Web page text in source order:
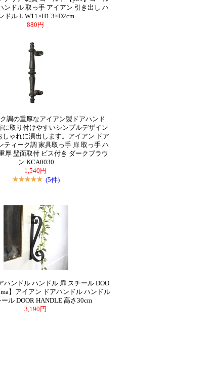
ンドル 取っ手 アイアン 引き出し ハ
ドル L W11×H1.3×D2cm
880円
調の重厚なアイアン製ドアハンド
に取り付けやすいシンプルデザイン
しゃれに演出します。アイアン ドア
ティーク調 家具取っ手 扉 取っ手 ハ
厚 壁面取付 ビス付き ダークブラウ
ン KCA0030
1,540円
(5件)
ハンドル ハンドル 扉 スチール DOO
】アイアン ドアハンドル ハンドル
ール DOOR HANDLE 高さ30cm
3,190円